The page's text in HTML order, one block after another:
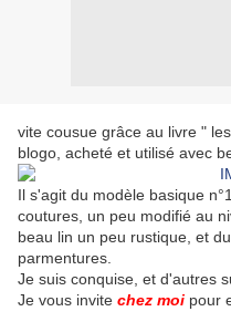
vite cousue grâce au livre "
blogo, acheté et utilisé avec
Il s'agit du modèle basique
coutures, un peu modifié au
beau lin un peu rustique, et
parmentures.
Je suis conquise, et d'autres
Je vous invite chez moi pour